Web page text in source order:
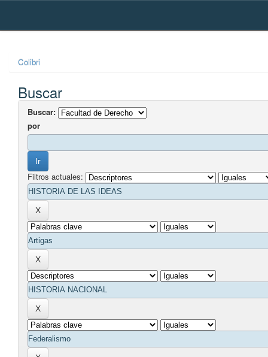
Skip
Colibri
Buscar
Buscar:
por
Filtros actuales: